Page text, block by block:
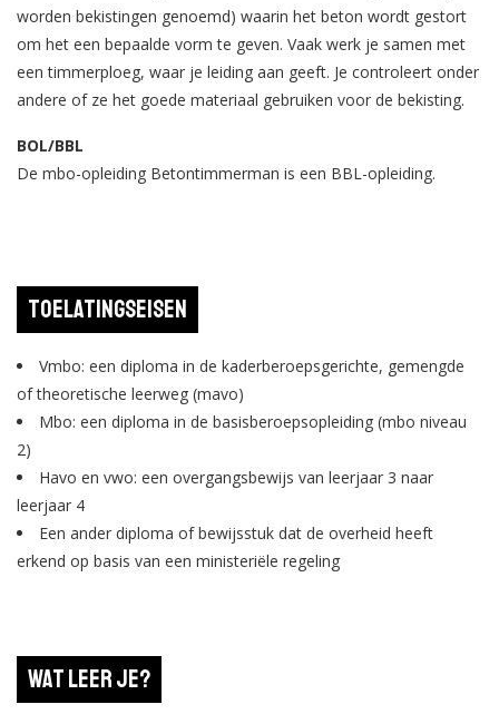
worden bekistingen genoemd) waarin het beton wordt gestort
om het een bepaalde vorm te geven. Vaak werk je samen met
een timmerploeg, waar je leiding aan geeft. Je controleert onder
andere of ze het goede materiaal gebruiken voor de bekisting.
BOL/BBL
De mbo-opleiding Betontimmerman is een BBL-opleiding.
Toelatingseisen
Vmbo: een diploma in de kaderberoepsgerichte, gemengde
of theoretische leerweg (mavo)
Mbo: een diploma in de basisberoepsopleiding (mbo niveau
2)
Havo en vwo: een overgangsbewijs van leerjaar 3 naar
leerjaar 4
Een ander diploma of bewijsstuk dat de overheid heeft
erkend op basis van een ministeriële regeling
Wat leer je?